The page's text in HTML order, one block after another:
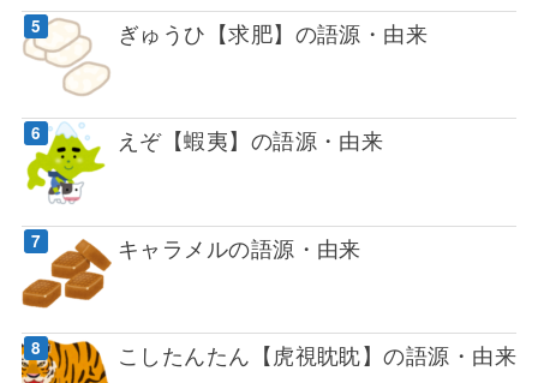
ぎゅうひ【求肥】の語源・由来
えぞ【蝦夷】の語源・由来
キャラメルの語源・由来
こしたんたん【虎視眈眈】の語源・由来